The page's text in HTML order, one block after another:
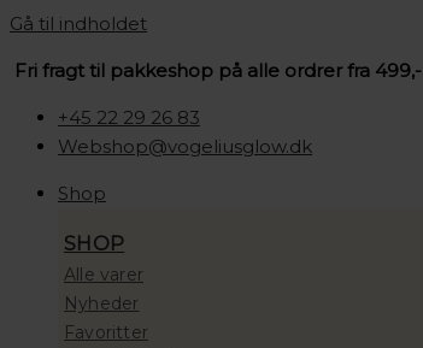
Gå til indholdet
Fri fragt til pakkeshop på alle ordrer fra 499,-
+45 22 29 26 83
Webshop@vogeliusglow.dk
Shop
SHOP
Alle varer
Nyheder
Favoritter